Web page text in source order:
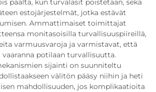
päältä, kun turvalasit poistetaan, sekä
estojärjestelmät, jotka estävät
Ammattimaiset toimittajat
monitasoisilla turvallisuuspiireillä,
varmuusvaroja ja varmistavat, että
potilaan turvallisuutta.
sijainti on suunniteltu
välitön pääsy niihin ja heti
mahdollisuuden, jos komplikaatioita